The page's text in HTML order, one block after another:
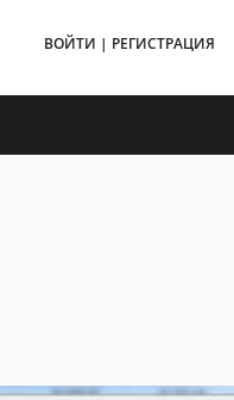
ВОЙТИ | РЕГИСТРАЦИЯ